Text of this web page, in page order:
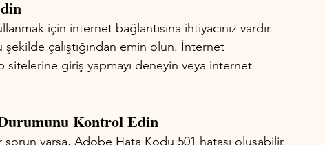
için internet bağlantısına ihtiyacınız vardır.
çalıştığından emin olun. İnternet
sitelerine giriş yapmayı deneyin veya internet
Kontrol Edin
varsa, Adobe Hata Kodu 501 hatası oluşabilir.